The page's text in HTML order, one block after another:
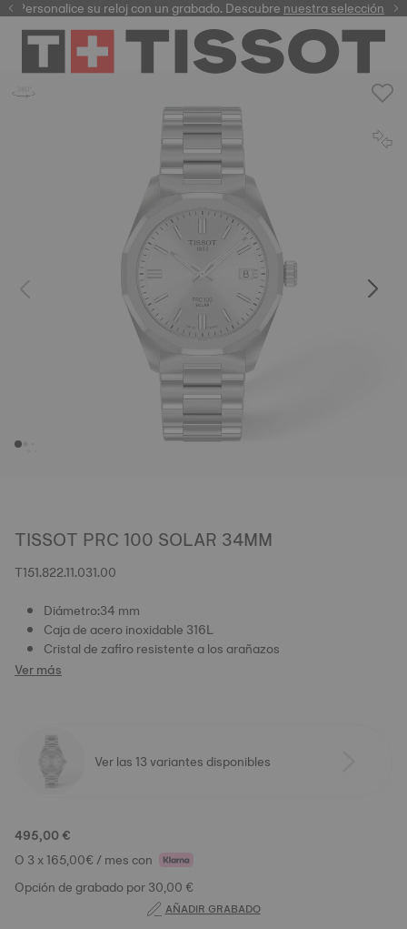
Personalice su reloj con un grabado. Descubrenuestra selección
garantía digital
TISSOT PRC 100 SOLAR 34MM
T151.822.11.031.00
Diámetro:34 mm
Caja de acero inoxidable 316L
Cristal de zafiro resistente a los arañazos
Ver más
Ver las 13 variantes disponibles
495,00 €
O 3 x 165,00€ / mes con
Opción de grabado por 30,00 €
AÑADIR GRABADO